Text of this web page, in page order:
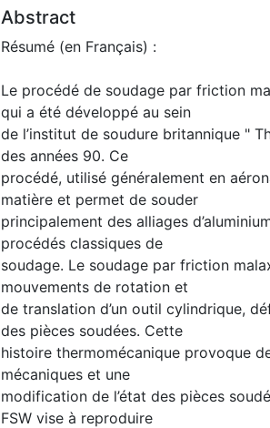
Abstract
Résumé (en Français) :
Le procédé de soudage par friction
qui a été développé au sein
de l’institut de soudure britannique "
des années 90. Ce
procédé, utilisé généralement en
matière et permet de souder
principalement des alliages
procédés classiques de
soudage. Le soudage par friction
mouvements de rotation et
de translation d’un outil cylindrique,
des pièces soudées. Cette
histoire thermomécanique provoque
mécaniques et une
modification de l’état des pièces
FSW vise à reproduire